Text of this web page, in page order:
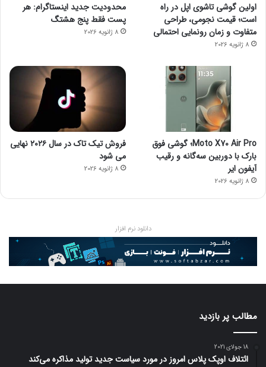
اولین گوشی تاشوی اپل در راه
است؛ قیمت نجومی، طراحی
متفاوت و زمان رونمایی احتمالی
8 ژانویه 2026
محدودیت جدید اینستاگرام: هر
پست فقط پنج هشتگ
8 ژانویه 2026
Moto X70 Air Pro؛ گوشی فوق
بارک با دوربین سه‌گانه و رقیب
آیفون ایر
8 ژانویه 2026
فروش تیک تاک در سال ۲۰۲۶ نهایی
می شود
8 ژانویه 2026
دانلود نرم افزار
مطالب پر بازدید
18 جولای 2021
ائتلاف اوپک پلاس امروز در مورد سیاست جدید تولید مذاکره می‌کند